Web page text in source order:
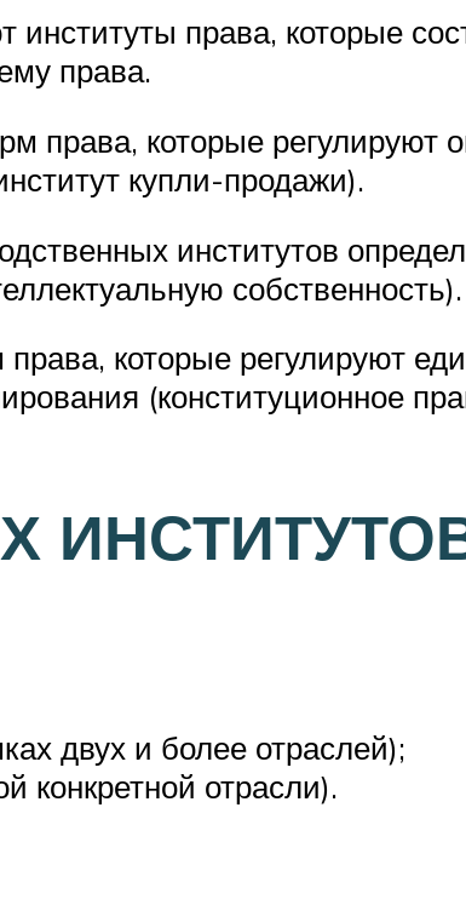
права, которые
права.
права, которые
купли-продажи).
институтов
собственность).
которые регулируют
(конституционное
двух и более отраслей);
конкретной отрасли).